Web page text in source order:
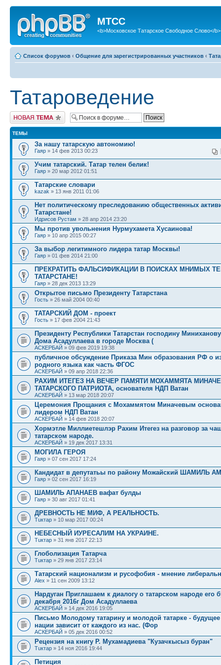
МТСС
<b>Московское Татарское Свободное Слово</b>
Список форумов ‹ Общение для зарегистрированных участников ‹
Татароведение
Новая тема
ТЕМЫ
За нашу татарскую автономию!
Гаяр » 14 фев 2013 00:23
Учим татарский. Татар телен белик!
Гаяр » 20 мар 2012 01:51
Татарские словари
kazak » 13 янв 2011 01:06
Нет политическому преследованию общественных
Татарстане!
Идрисов Рустам » 28 апр 2014 23:20
Мы против увольнения Нурмухамета Хусаинова!
Гаяр » 10 апр 2015 00:27
За выбор легитимного лидера татар Москвы!
Гаяр » 01 фев 2014 21:00
ПРЕКРАТИТЬ ФАЛЬСИФИКАЦИИ В ПОИСКАХ МНИМЫХ
ТАТАРСТАНЕ!
Гаяр » 28 дек 2013 13:29
Открытое письмо Президенту Татарстана
Гость » 26 май 2004 00:40
ТАТАРСКИЙ ДОМ - проект
Гость » 17 фев 2004 21:43
Президенту Республики Татарстан господину
Дома Асадуллаева в городе Москва (
АСКЕРБАЙ » 09 фев 2019 19:38
публичное обсуждение Приказа Мин образования РФ о
родного языка как часть ФГОС
АСКЕРБАЙ » 09 апр 2018 22:36
РАХИМ ИТЕГЕЗ НА ВЕЧЕР ПАМЯТИ МОХАММЯТА
ТАТАРСКОГО ПАТРИОТА, основателя НДП Ватан
АСКЕРБАЙ » 13 мар 2018 20:07
Церемония Прощания с Мохаммятом Миначевым
лидером НДП Ватан
АСКЕРБАЙ » 14 фев 2018 20:07
Хормэтле Миллиетешлэр Рахим Итегез на разговор за
татарском народе.
АСКЕРБАЙ » 19 дек 2017 13:31
МОГИЛА ГЕРОЯ
Гаяр » 07 сен 2017 17:24
Кандидат в депутатьы по району Можайский ШАМИЛЬ
Гаяр » 02 сен 2017 16:19
ШАМИЛЬ АПАНАЕВ вафат булды
Гаяр » 30 авг 2017 01:41
ДРЕВНОСТЬ НЕ МИФ, А РЕАЛЬНОСТЬ.
Тuктар » 10 мар 2017 00:24
НЕБЕСНЫЙ ИУРЕСАЛИМ НА УКРАИНЕ.
Тuктар » 31 янв 2017 22:13
Глоболизация Татарча
Тuктар » 29 янв 2017 23:14
Татарский национализм и русофобия - мнение
Alex » 11 сен 2009 13:12
Нардуган Приглашаем к диалогу о татарском народе его
декабря 2016г Дом Асадуллаева
АСКЕРБАЙ » 14 дек 2016 19:05
Письмо Молодому татарину и молодой татарке - будущее
нации зависит от каждого из нас. (Фор
АСКЕРБАЙ » 05 дек 2016 00:52
Рецензия на книгу Р. Мухамадиева "Кузачкысыз буран"
Тuктар » 14 ноя 2016 19:44
Петиция